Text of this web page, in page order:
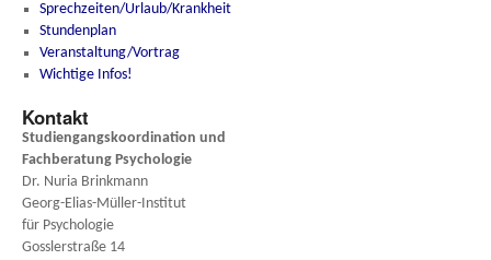
Sprechzeiten/Urlaub/Krankheit
Stundenplan
Veranstaltung/Vortrag
Wichtige Infos!
Kontakt
Studiengangskoordination und
Fachberatung Psychologie
Dr. Nuria Brinkmann
Georg-Elias-Müller-Institut
für Psychologie
Gosslerstraße 14